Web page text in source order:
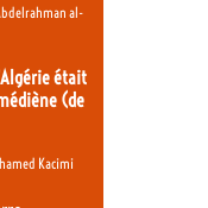
al-
était
(de
Kacimi